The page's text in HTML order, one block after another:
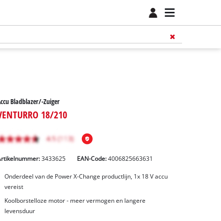
Bladblazer/-Zuiger
18/210
3433625 EAN-Code:4006825663631
Onderdeel van de Power X-Change productlijn, 1x 18 V accu
vereist
Koolborstelloze motor - meer vermogen en langere
levensduur